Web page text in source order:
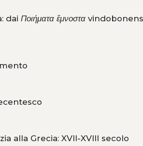
dai Ποιήματα ἔμνοστα
alla Grecia: XVII-XVIII secolo